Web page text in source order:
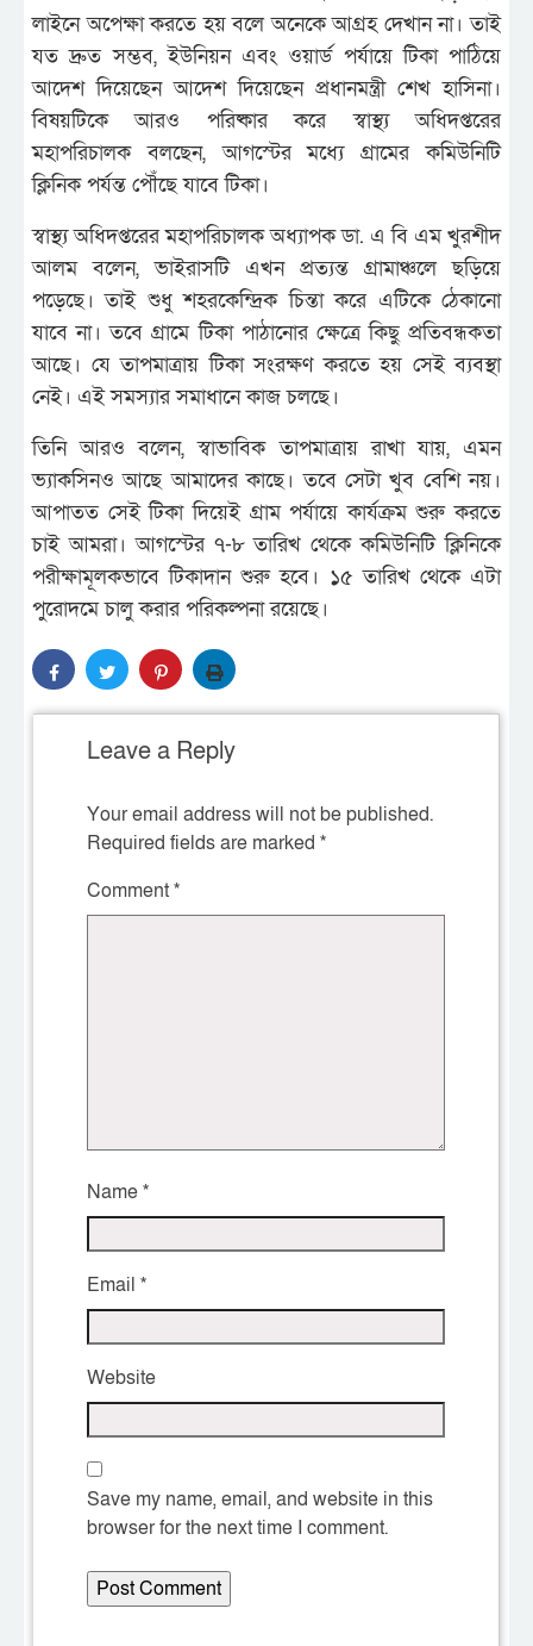
লাইনে অপেক্ষা করতে হয় বলে অনেকে আগ্রহ দেখান না। তাই
যত দ্রুত সম্ভব, ইউনিয়ন এবং ওয়ার্ড পর্যায়ে টিকা পাঠিয়ে
আদেশ দিয়েছেন আদেশ দিয়েছেন প্রধানমন্ত্রী শেখ হাসিনা।
বিষয়টিকে আরও পরিষ্কার করে স্বাস্থ্য অধিদপ্তরের
মহাপরিচালক বলছেন, আগস্টের মধ্যে গ্রামের কমিউনিটি
ক্লিনিক পর্যন্ত পৌঁছে যাবে টিকা।
স্বাস্থ্য অধিদপ্তরের মহাপরিচালক অধ্যাপক ডা. এ বি এম খুরশীদ
আলম বলেন, ভাইরাসটি এখন প্রত্যন্ত গ্রামাঞ্চলে ছড়িয়ে
পড়েছে। তাই শুধু শহরকেন্দ্রিক চিন্তা করে এটিকে ঠেকানো
যাবে না। তবে গ্রামে টিকা পাঠানোর ক্ষেত্রে কিছু প্রতিবন্ধকতা
আছে। যে তাপমাত্রায় টিকা সংরক্ষণ করতে হয় সেই ব্যবস্থা
নেই। এই সমস্যার সমাধানে কাজ চলছে।
তিনি আরও বলেন, স্বাভাবিক তাপমাত্রায় রাখা যায়, এমন
ভ্যাকসিনও আছে আমাদের কাছে। তবে সেটা খুব বেশি নয়।
আপাতত সেই টিকা দিয়েই গ্রাম পর্যায়ে কার্যক্রম শুরু করতে
চাই আমরা। আগস্টের ৭-৮ তারিখ থেকে কমিউনিটি ক্লিনিকে
পরীক্ষামূলকভাবে টিকাদান শুরু হবে। ১৫ তারিখ থেকে এটা
পুরোদমে চালু করার পরিকল্পনা রয়েছে।
Leave a Reply
Your email address will not be published.
Required fields are marked *
Comment*
Name*
Email *
Website
Save my name, email, and website in this
browser for the next time I comment.